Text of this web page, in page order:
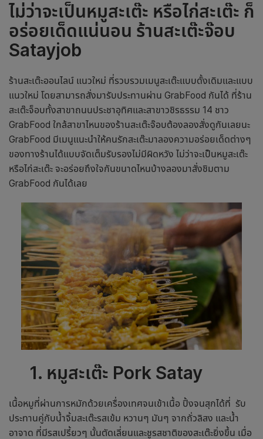
ไม่ว่าจะเป็นหมูสะเต๊ะ หรือไก่สะเต๊ะ ก็
อร่อยเด็ดแน่นอน ร้านสะเต๊ะจ๊อบ
Satayjob
ร้านสะเต๊ะออนไลน์ แนวใหม่ ที่รวบรวมเมนูสะเต๊ะแบบดั้งเดิมและแบบ
แนวใหม่ โดยสามารถสั่งมารับประทานผ่าน GrabFood กันได้ ที่ร้าน
สะเต๊ะจ็อบทั้งสาขาถนนประชาอุทิศและสาขาวชิรธรรม 14 ชาว
GrabFood ใกล้สาขาไหนของร้านสะเต๊ะจ๊อบต้องลองสั่งดูกันเลยนะ
GrabFood มีเมนูแนะนำให้คนรักสะเต๊ะมาลองความอร่อยเด็ดต่างๆ
ของทางร้านได้แบบจัดเต็มรับรองไม่มีผิดหวัง ไม่ว่าจะเป็นหมูสะเต๊ะ
หรือไก่สะเต๊ะ จะอร่อยถึงใจกันขนาดไหนบ้างลองมาสั่งชิมตาม
GrabFood กันได้เลย
1. หมูสะเต๊ะ Pork Satay
เนื้อหมูที่ผ่านการหมักด้วยเครื่องเทศจนเข้าเนื้อ ปิ้งจนสุกได้ที่ รับ
ประทานคู่กับน้ำจิ้มสะเต๊ะรสเข้ม หวานๆ มันๆ จากถั่วลิสง และน้ำ
อาจาด ที่มีรสเปรี้ยวๆ นั้นตัดเลี่ยนและชูรสชาติของสะเต๊ะยิ่งขึ้น เมื่อ